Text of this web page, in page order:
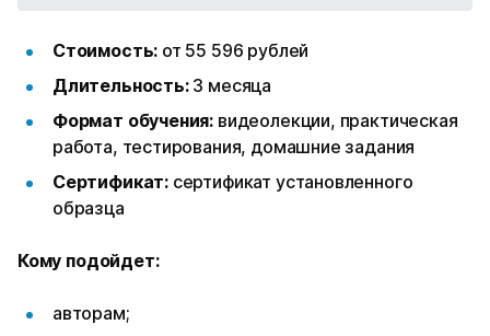
Стоимость: от 55 596 рублей
Длительность: 3 месяца
Формат обучения: видеолекции, практическая
работа, тестирования, домашние задания
Сертификат: сертификат установленного
образца
Кому подойдет:
авторам;